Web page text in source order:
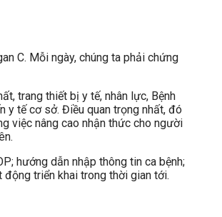
C. Mỗi ngày, chúng ta phải chứng
trang thiết bị y tế, nhân lực, Bệnh
y tế cơ sở. Điều quan trọng nhất, đó
việc nâng cao nhận thức cho người
hướng dẫn nhập thông tin ca bệnh;
động triển khai trong thời gian tới.